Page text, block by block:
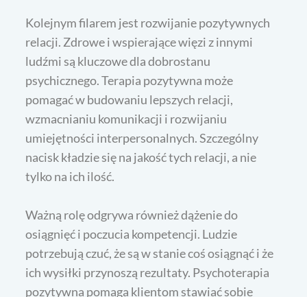
Kolejnym filarem jest rozwijanie pozytywnych
relacji. Zdrowe i wspierające więzi z innymi
ludźmi są kluczowe dla dobrostanu
psychicznego. Terapia pozytywna może
pomagać w budowaniu lepszych relacji,
wzmacnianiu komunikacji i rozwijaniu
umiejętności interpersonalnych. Szczególny
nacisk kładzie się na jakość tych relacji, a nie
tylko na ich ilość.
Ważną rolę odgrywa również dążenie do
osiągnięć i poczucia kompetencji. Ludzie
potrzebują czuć, że są w stanie coś osiągnąć i że
ich wysiłki przynoszą rezultaty. Psychoterapia
pozytywna pomaga klientom stawiać sobie